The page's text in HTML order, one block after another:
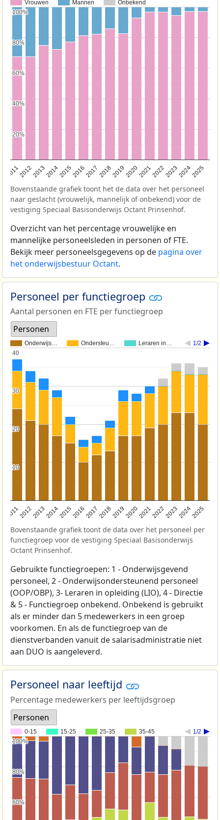
Vrouwen Mannen Onbekend
201120122013201420152016201720182019202020212022202320242025
20%
20%
40%
40%
60%
60%
80%
80%
100%
100%
Bovenstaande grafiek toont het de data over het personeel
naar geslacht (vrouwelijk, mannelijk of onbekend) voor de
vestiging Speciaal Basisonderwijs Octant Prinsenhof.
Overzicht van het percentage vrouwelijke en
mannelijke personeelsleden in personen of FTE.
Bekijk meer personeelsgegevens op de pagina over
het onderwijsbestuur Octant.
Personeel per functiegroep
Aantal personen en FTE per functiegroep
Personen
Onderwijs… Ondersteu… Leraren in… 1/2
201120122013201420152016201720182019202020212022202320242025
10
10
20
20
30
30
40
40
Bovenstaande grafiek toont de data over het personeel per
functiegroep voor de vestiging Speciaal Basisonderwijs
Octant Prinsenhof.
Gebruikte functiegroepen: 1 - Onderwijsgevend
personeel, 2 - Onderwijsondersteunend personeel
(OOP/OBP), 3- Leraren in opleiding (LIO), 4 - Directie
& 5 - Functiegroep onbekend. Onbekend is gebruikt
als er minder dan 5 medewerkers in een groep
voorkomen. En als de functiegroep van de
dienstverbanden vanuit de salarisadministratie niet
aan DUO is aangeleverd.
Personeel naar leeftijd
Percentage medewerkers per leeftijdsgroep
Personen
0-15 15-25 25-35 35-45 1/2
60%
60%
80%
80%
100%
100%